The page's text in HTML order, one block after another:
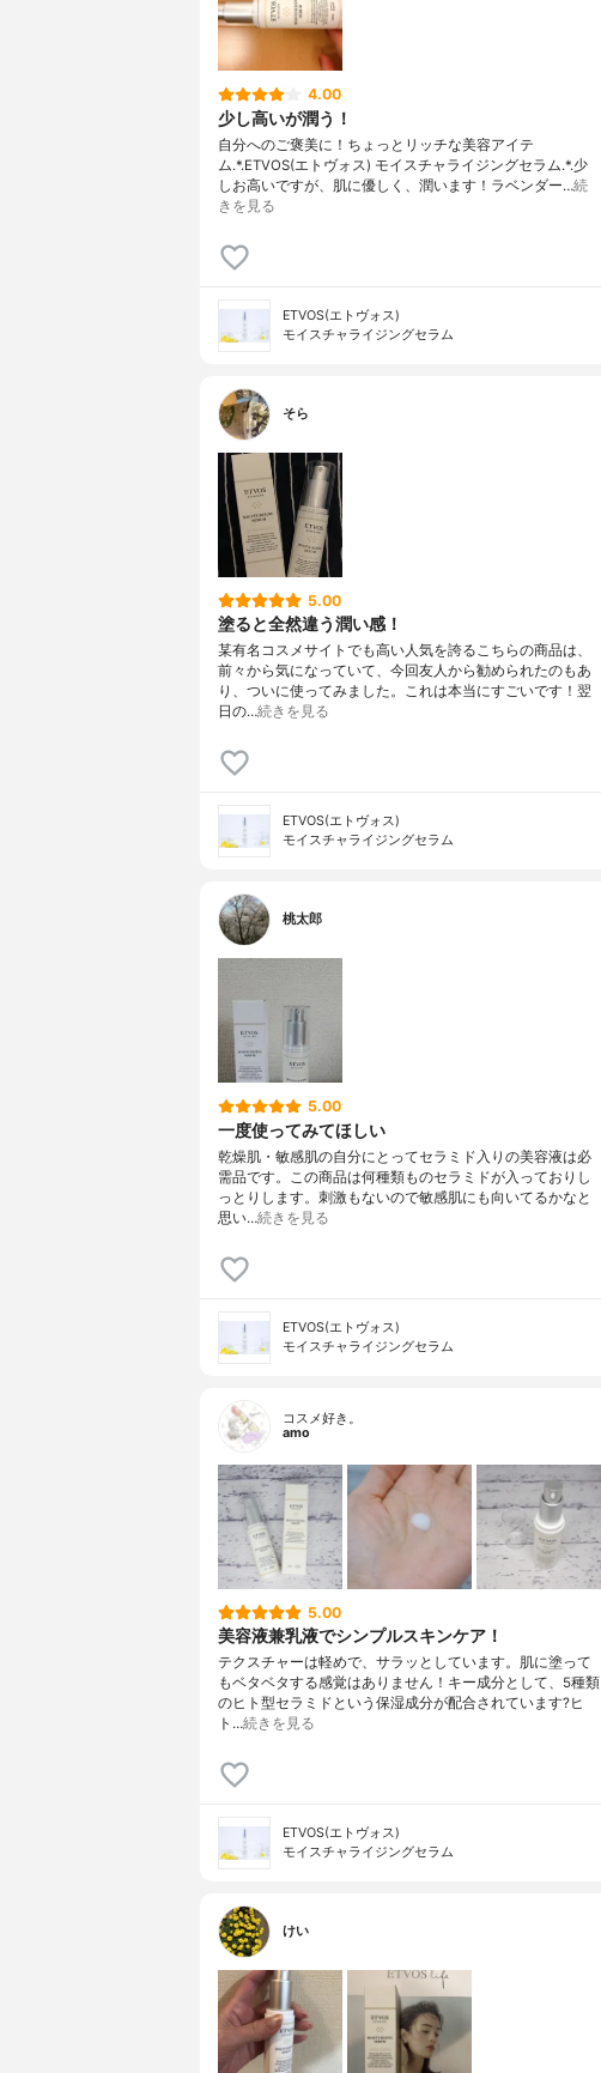
4.00
少し高いが潤う！
自分へのご褒美に！ちょっとリッチな美容アイテ
ム.*.ETVOS(エトヴォス) モイスチャライジングセラム.*.少
しお高いですが、肌に優しく、潤います！ラベンダー…続
きを見る
ETVOS(エトヴォス)
モイスチャライジングセラム
そら
5.00
塗ると全然違う潤い感！
某有名コスメサイトでも高い人気を誇るこちらの商品は、
前々から気になっていて、今回友人から勧められたのもあ
り、ついに使ってみました。これは本当にすごいです！翌
日の…続きを見る
ETVOS(エトヴォス)
モイスチャライジングセラム
桃太郎
5.00
一度使ってみてほしい
乾燥肌・敏感肌の自分にとってセラミド入りの美容液は必
需品です。この商品は何種類ものセラミドが入っておりし
っとりします。刺激もないので敏感肌にも向いてるかなと
思い…続きを見る
ETVOS(エトヴォス)
モイスチャライジングセラム
コスメ好き。
amo
5.00
美容液兼乳液でシンプルスキンケア！
テクスチャーは軽めで、サラッとしています。肌に塗って
もベタベタする感覚はありません！キー成分として、5種類
のヒト型セラミドという保湿成分が配合されています?ヒ
ト…続きを見る
ETVOS(エトヴォス)
モイスチャライジングセラム
けい